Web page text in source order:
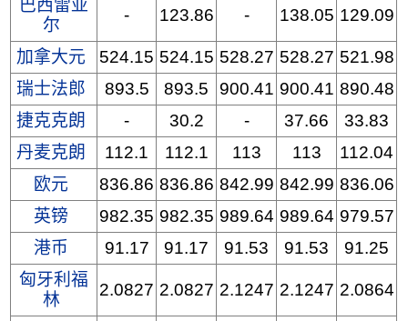
巴西雷亚
尔
- 123.86 - 138.05 129.09
加拿大元 524.15 524.15 528.27 528.27 521.98
瑞士法郎
893.5 893.5 900.41 900.41 890.48
捷克克朗
- 30.2 - 37.66
33.83
丹麦克朗
112.1 112.1 113 113
112.04
欧元
836.86 836.86 842.99 842.99 836.06
英镑
982.35 982.35 989.64 989.64 979.57
港币
91.17 91.17 91.53 91.53
91.25
匈牙利福
林
2.0827 2.0827 2.1247 2.1247 2.0864